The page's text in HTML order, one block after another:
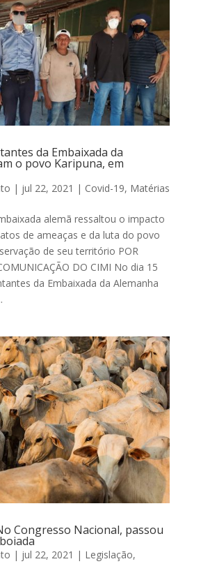
da Embaixada da
o povo Karipuna, em
| jul 22, 2021 | Covid-19, Matérias
alemã ressaltou o impacto
de ameaças e da luta do povo
de seu território POR
DO CIMI No dia 15
da Embaixada da Alemanha
Congresso Nacional, passou
| jul 22, 2021 | Legislação,